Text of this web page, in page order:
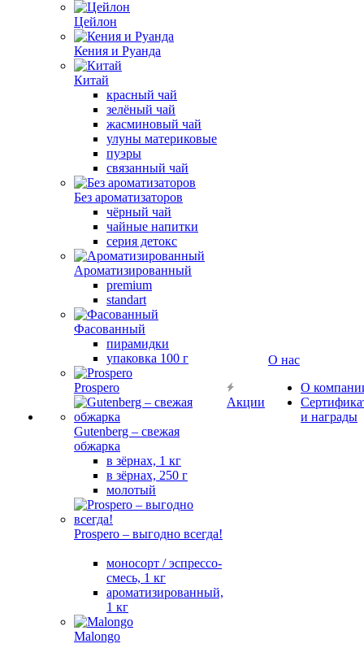
Цейлон
Кения и Руанда
Китай
красный чай
зелёный чай
жасминовый чай
улуны материковые
пуэры
связанный чай
Без ароматизаторов
чёрный чай
чайные напитки
серия детокс
Ароматизированный
premium
standart
Фасованный
пирамидки
упаковка 100 г
Prospero
Gutenberg – свежая
обжарка
в зёрнах, 1 кг
в зёрнах, 250 г
молотый
Prospero – выгодно всегда!
моносорт / эспрессо-
смесь, 1 кг
ароматизированный,
1 кг
Malongo
Акции
О нас
О
и награды